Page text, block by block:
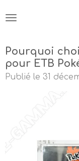
au
principal
Pourquoi
pour ETB
Publié le 31